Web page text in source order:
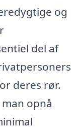
og
del af
deres rør.
opnå